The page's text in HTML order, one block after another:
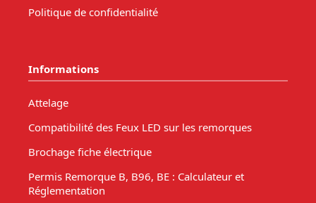
Politique de confidentialité
Informations
Attelage
Compatibilité des Feux LED sur les remorques
Brochage fiche électrique
Permis Remorque B, B96, BE : Calculateur et
Réglementation